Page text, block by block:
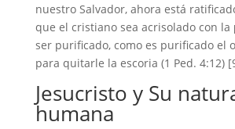
nuestro Salvador, ahora está
que el cristiano sea acrisolado con la
ser purificado, como es purificado el
para quitarle la escoria (1 Ped. 4:12)
Jesucristo y Su
humana